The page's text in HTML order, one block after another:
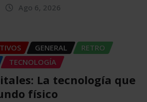
Ago 6, 2026
GENERAL
RETRO
TECNOLOGÍA
La tecnología que
físico